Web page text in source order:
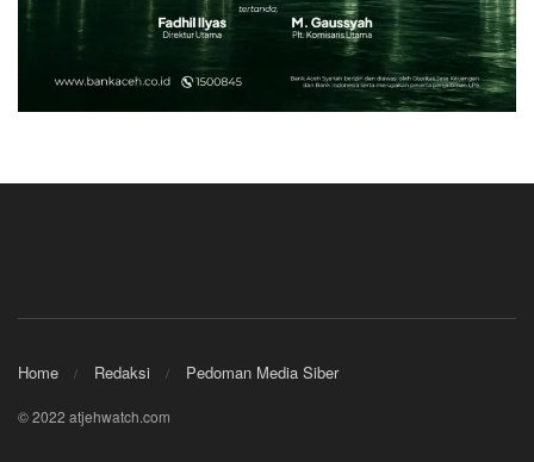
Home Redaksi Pedoman Media Siber
© 2022 atjehwatch.com